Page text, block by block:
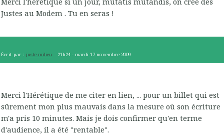
Justes au Modem . Tu en seras !
Écrit par : juste milieu 21h24 -mardi 17 novembre 2009
Merci l'Hérétique de me citer en lien, ... pour un billet qui est
sûrement mon plus mauvais dans la mesure où son écriture
m'a pris 10 minutes. Mais je dois confirmer qu'en terme
d'audience, il a été "rentable".